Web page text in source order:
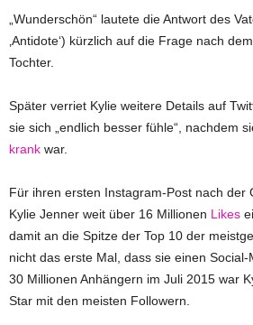
„Wunderschön“ lautete die Antwort des
‚Antidote‘) kürzlich auf die Frage nach
Tochter.
Später verriet Kylie weitere Details auf
sie sich „endlich besser fühle“, nachdem
krank war.
Für ihren ersten Instagram-Post nach der
Kylie Jenner weit über 16 Millionen Likes
damit an die Spitze der Top 10 der
nicht das erste Mal, dass sie einen
30 Millionen Anhängern im Juli 2015 war
Star mit den meisten Followern.